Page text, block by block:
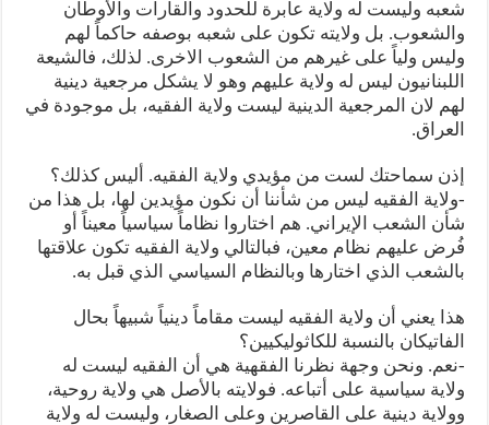
شعبه وليست له ولاية عابرة للحدود والقارات والأوطان
والشعوب. بل ولايته تكون على شعبه بوصفه حاكماً لهم
وليس ولياً على غيرهم من الشعوب الاخرى. لذلك، فالشيعة
اللبنانيون ليس له ولاية عليهم وهو لا يشكل مرجعية دينية
لهم لان المرجعية الدينية ليست ولاية الفقيه، بل موجودة في
العراق.
إذن سماحتك لست من مؤيدي ولاية الفقيه. أليس كذلك؟
-ولاية الفقيه ليس من شأننا أن نكون مؤيدين لها، بل هذا من
شأن الشعب الإيراني. هم اختاروا نظاماً سياسياً معيناً أو
فُرض عليهم نظام معين، فبالتالي ولاية الفقيه تكون علاقتها
بالشعب الذي اختارها وبالنظام السياسي الذي قبل به.
هذا يعني أن ولاية الفقيه ليست مقاماً دينياً شبيهاً بحال
الفاتيكان بالنسبة للكاثوليكيين؟
-نعم. ونحن وجهة نظرنا الفقهية هي أن الفقيه ليست له
ولاية سياسية على أتباعه. فولايته بالأصل هي ولاية روحية،
وولاية دينية على القاصرين وعلى الصغار، وليست له ولاية